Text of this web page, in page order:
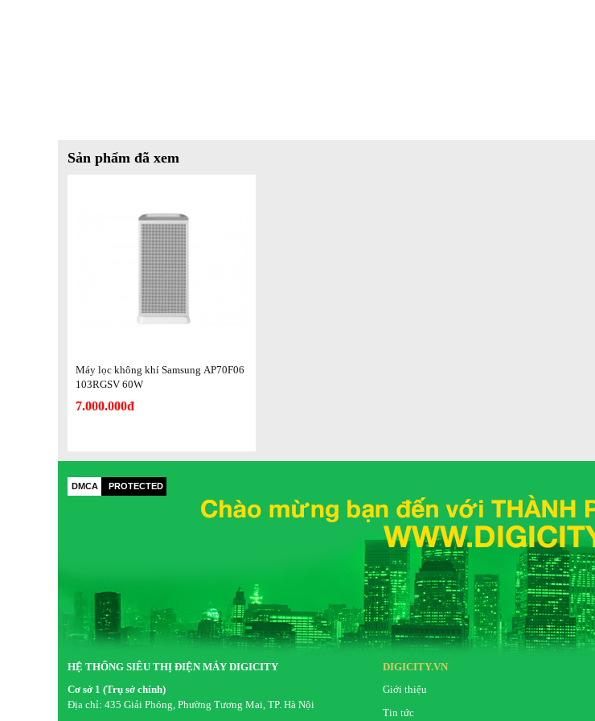
- Máy lọc không khí Samsung sử dụng hệ thống bộ lọc 3 lớp hiện đại, bao gồm:
: giữ lại các hạt bụi lớn, lông thú cưng, tóc,...
Màng lọc than hoạt tính
Màng lọc bụi siêu mịn: loại bỏ hiệu quả bụi mịn, phấn hoa và các tác nhân gây dị ứng.
cả gia đình.
Xem thêm: Các loại màng lọc của máy lọc không khí và thời gian thay thế chuẩn
Sản phẩm đã xem
Máy lọc không khí Samsung AP70F06
103RGSV 60W
7.000.000đ
DMCA PROTECTED
HỆ THỐNG SIÊU THỊ ĐIỆN MÁY DIGICITY
Cơ sở 1 (Trụ sở chính)
Địa chỉ: 435 Giải Phóng, Phường Tương Mai, TP. Hà Nội
DIGICITY.VN
Giới thiệu
Tin tức